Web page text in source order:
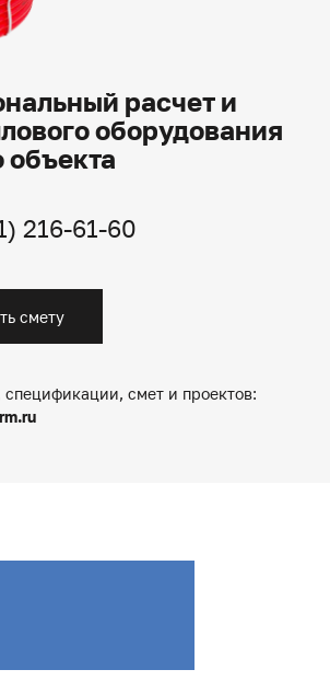
расчет и
оборудования
объекта
216-61-60
смету
спецификации, смет и проектов: